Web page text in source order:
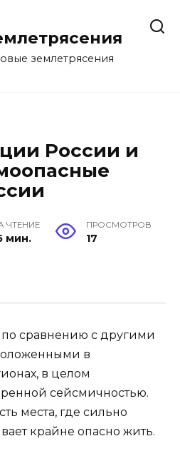
землетрясения
России и
ЧТЕНИЕ
мин.
ПРОСМОТРОВ
17
сравнению с другими
в
в целом
сейсмичностью.
места, где сильно
крайне опасно жить.